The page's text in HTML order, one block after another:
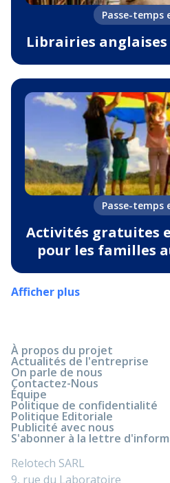
Passe-temps
Librairies
Passe-temps
Activités gratuites
pour les familles
Afficher plus
À propos du projet
Actualités de l'entreprise
On parle de nous
Contactez-Nous
Équipe
Politique de confidentialité
Politique Editoriale
Publicité avec nous
S'abonner à la lettre
Relotech SARL
9, rue du Laboratoire